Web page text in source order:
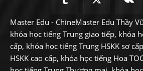
Master Edu - ChineMaster Edu Thầy
khóa học tiếng Trung giao tiếp, khóa
cấp, khóa học tiếng Trung HSKK sơ
HSKK cao cấp, khóa học tiếng Hoa